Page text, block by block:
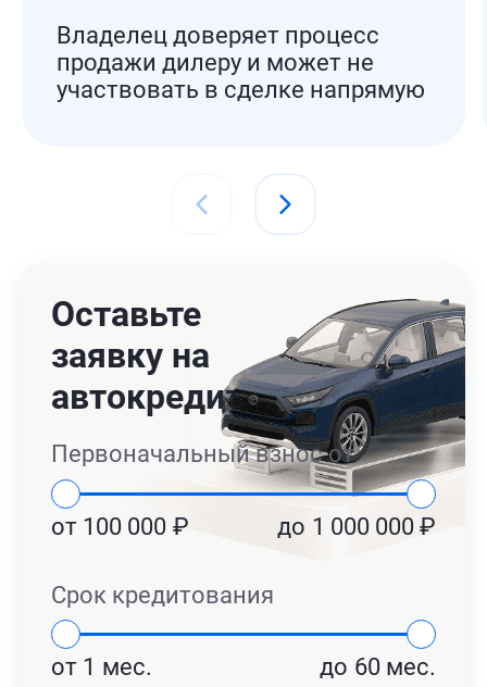
Владелец доверяет процесс
продажи дилеру и может не
участвовать в сделке напрямую
Оставьте
заявку на
автокредит
Первоначальный взнос от
от 100 000 ₽ до 1 000 000 ₽
Срок кредитования
от 1 мес. до 60 мес.